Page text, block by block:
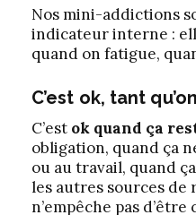
Nos mini-addictions
indicateur interne :
quand on fatigue,
C’est ok, tant
C’est ok quand ça
obligation, quand ça
ou au travail, quand
les autres sources
n’empêche pas